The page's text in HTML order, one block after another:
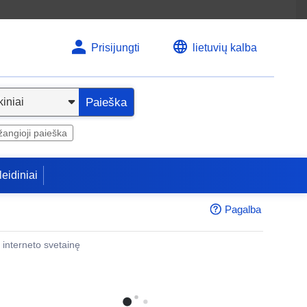
Prisijungti lietuvių kalba
Paieška
paieška
Pagalba
interneto svetainę